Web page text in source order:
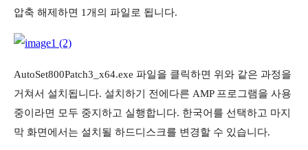
압축 해제하면 1개의 파일로 됩니다.
AutoSet800Patch3_x64.exe 파일을 클릭하면 위와 같은 과정을
거쳐서 설치됩니다. 설치하기 전에다른 AMP 프로그램을 사용
중이라면 모두 중지하고 실행합니다. 한국어를 선택하고 마지
막 화면에서는 설치될 하드디스크를 변경할 수 있습니다.